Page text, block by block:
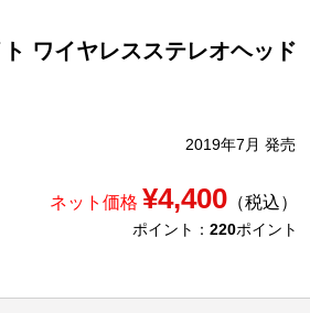
ワイヤレスステレオヘッド
2019年7月 発売
ネット価格 ¥4,400（税込）
ポイント： 220ポイント